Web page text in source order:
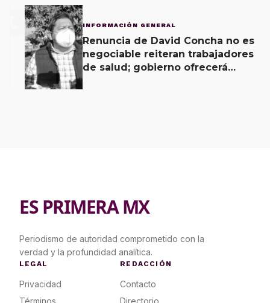
3 INFORMACIÓN GENERAL
Renuncia de David Concha no es
negociable reiteran trabajadores
de salud; gobierno ofrecerá
ES PRIMERA MX
Periodismo de autoridad comprometido con la
verdad y la profundidad analítica.
LEGAL
Privacidad
Términos
REDACCIÓN
Contacto
Directorio